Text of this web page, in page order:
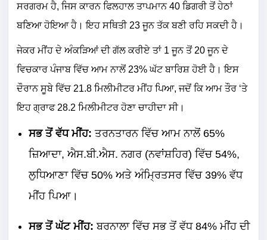
ਸਰਗਰਮ ਹੈ, ਜਿਸ ਕਾਰਨ ਫਿਲਹਾਲ ਤਾਪਮਾਨ 40 ਡਿਗਰੀ ਤੋਂ ਹੇਠਾਂ
ਬਣਿਆ ਹੋਇਆ ਹੈ। ਇਹ ਸਥਿਤੀ 23 ਜੂਨ ਤੱਕ ਬਣੀ ਰਹਿ ਸਕਦੀ ਹੈ।
ਜੇਕਰ ਮੀਂਹ ਦੇ ਅੰਕੜਿਆਂ ਦੀ ਗੱਲ ਕਰੀਏ ਤਾਂ 1 ਜੂਨ ਤੋਂ 20 ਜੂਨ ਦੇ
ਵਿਚਕਾਰ ਪੰਜਾਬ ਵਿੱਚ ਆਮ ਨਾਲੋਂ 23% ਘੱਟ ਬਾਰਿਸ਼ ਹੋਈ ਹੈ। ਇਸ
ਦੌਰਾਨ ਸੂਬੇ ਵਿੱਚ 21.8 ਮਿਲੀਮੀਟਰ ਮੀਂਹ ਪਿਆ, ਜਦੋਂ ਕਿ ਆਮ ਤੌਰ ‘ਤੇ
ਇਹ ਗ੍ਰਾਫ 28.2 ਮਿਲੀਮੀਟਰ ਹੋਣਾ ਚਾਹੀਦਾ ਸੀ।
ਸਭ ਤੋਂ ਵੱਧ ਮੀਂਹ: ਤਰਨਤਾਰਨ ਵਿੱਚ ਆਮ ਨਾਲੋਂ 65%
ਜ਼ਿਆਦਾ, ਐਸ.ਬੀ.ਐਸ. ਨਗਰ (ਨਵਾਂਸ਼ਹਿਰ) ਵਿੱਚ 54%,
ਲੁਧਿਆਣਾ ਵਿੱਚ 50% ਅਤੇ ਅੰਮ੍ਰਿਤਸਰ ਵਿੱਚ 39% ਵੱਧ
ਮੀਂਹ ਪਿਆ।
ਸਭ ਤੋਂ ਘੱਟ ਮੀਂਹ: ਬਰਨਾਲਾ ਵਿੱਚ ਸਭ ਤੋਂ ਵੱਧ 84% ਮੀਂਹ ਦੀ